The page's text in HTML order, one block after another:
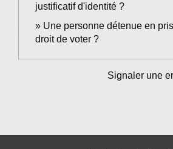
justificatif d'identité ?
Une personne détenue en
droit de voter ?
Signaler une